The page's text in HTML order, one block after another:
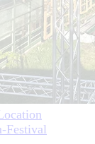
Festival